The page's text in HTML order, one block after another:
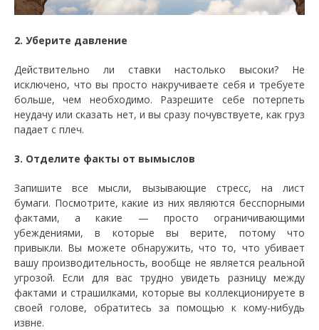
2. Уберите давление
Действительно ли ставки настолько высоки? Не
исключено, что вы просто накручиваете себя и требуете
больше, чем необходимо. Разрешите себе потерпеть
неудачу или сказать нет, и вы сразу почувствуете, как груз
падает с плеч.
3. Отделите факты от вымыслов
Запишите все мысли, вызывающие стресс, на лист
бумаги. Посмотрите, какие из них являются бесспорными
фактами, а какие — просто ограничивающими
убеждениями, в которые вы верите, потому что
привыкли. Вы можете обнаружить, что то, что убивает
вашу производительность, вообще не является реальной
угрозой. Если для вас трудно увидеть разницу между
фактами и страшилками, которые вы коллекционируете в
своей голове, обратитесь за помощью к кому-нибудь
извне.